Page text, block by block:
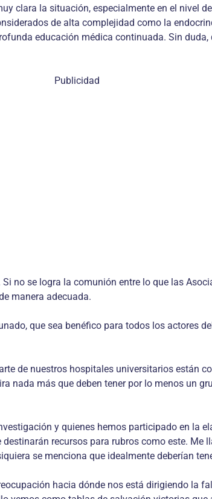
clara la situación, especialmente en el nivel
de alta complejidad como la
educación médica continuada. Sin
Publicidad
no se logra la comunión entre lo que las
manera adecuada.
que sea benéfico para todos los actores
de nuestros hospitales universitarios están
nada más que deben tener por lo menos un
y quienes hemos participado en la
recursos para rubros como este.
se menciona que idealmente deberían
hacia dónde nos está dirigiendo la